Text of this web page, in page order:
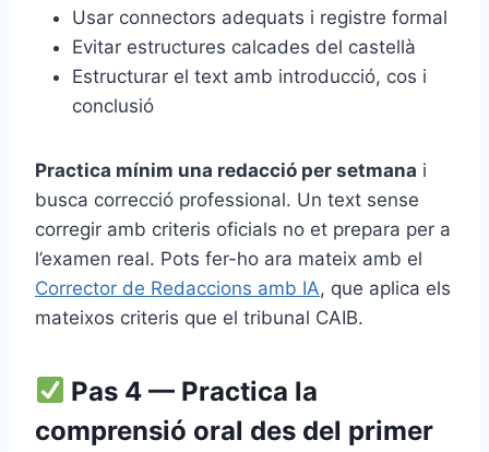
Usar connectors adequats i registre formal
Evitar estructures calcades del castellà
Estructurar el text amb introducció, cos i
conclusió
Practica mínim una redacció per setmana i
busca correcció professional. Un text sense
corregir amb criteris oficials no et prepara per a
l’examen real. Pots fer-ho ara mateix amb el
Corrector de Redaccions amb IA, que aplica els
mateixos criteris que el tribunal CAIB.
Pas 4 — Practica la
comprensió oral des del primer